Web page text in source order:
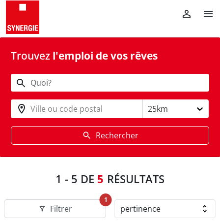
Trouvez l'emploi de vos rêves
Ville ou code postal 25km
Rechercher
1 - 5 DE 5 RÉSULTATS
Filtrer
1